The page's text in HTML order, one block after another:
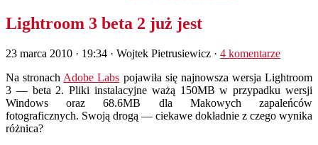
Lightroom 3 beta 2 już jest
23 marca 2010 · 19:34 · Wojtek Pietrusiewicz · 4 komentarze
Na stronach Adobe Labs pojawiła się najnowsza wersja Lightroom
3 — beta 2. Pliki instalacyjne ważą 150MB w przypadku wersji
Windows oraz 68.6MB dla Makowych zapaleńców
fotograficznych. Swoją drogą — ciekawe dokładnie z czego wynika
różnica?